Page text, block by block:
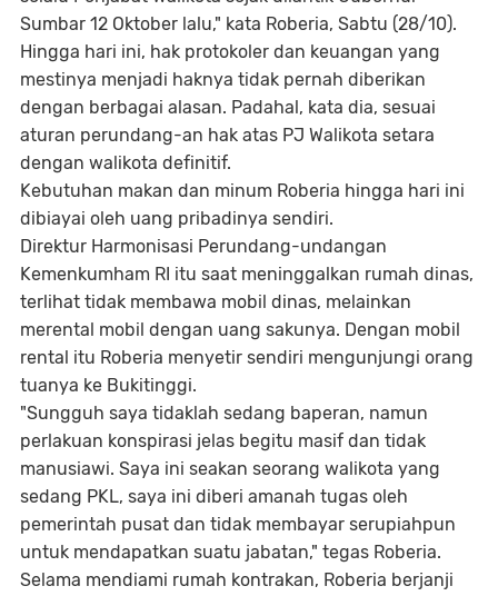
Sumbar 12 Oktober lalu," kata Roberia, Sabtu (28/10).
Hingga hari ini, hak protokoler dan keuangan yang
mestinya menjadi haknya tidak pernah diberikan
dengan berbagai alasan. Padahal, kata dia, sesuai
aturan perundang-an hak atas PJ Walikota setara
dengan walikota definitif.
Kebutuhan makan dan minum Roberia hingga hari ini
dibiayai oleh uang pribadinya sendiri.
Direktur Harmonisasi Perundang-undangan
Kemenkumham RI itu saat meninggalkan rumah dinas,
terlihat tidak membawa mobil dinas, melainkan
merental mobil dengan uang sakunya. Dengan mobil
rental itu Roberia menyetir sendiri mengunjungi orang
tuanya ke Bukitinggi.
"Sungguh saya tidaklah sedang baperan, namun
perlakuan konspirasi jelas begitu masif dan tidak
manusiawi. Saya ini seakan seorang walikota yang
sedang PKL, saya ini diberi amanah tugas oleh
pemerintah pusat dan tidak membayar serupiahpun
untuk mendapatkan suatu jabatan," tegas Roberia.
Selama mendiami rumah kontrakan, Roberia berjanji